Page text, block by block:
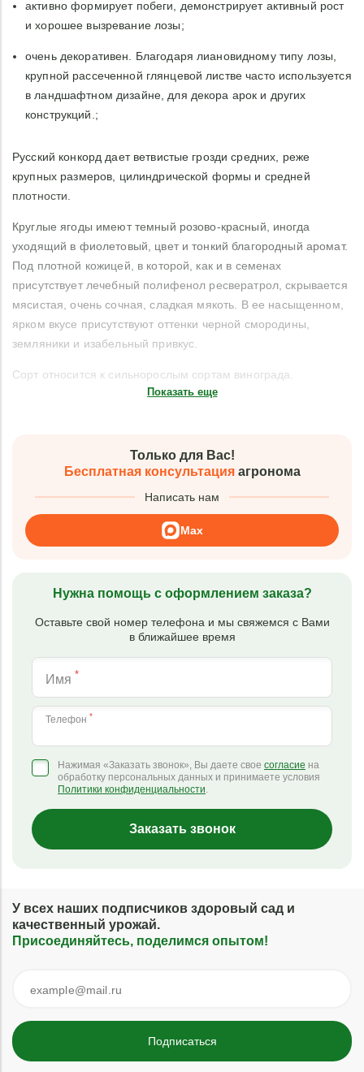
активно формирует побеги, демонстрирует активный рост
и хорошее вызревание лозы;
очень декоративен. Благодаря лиановидному типу лозы,
крупной рассеченной глянцевой листве часто используется
в ландшафтном дизайне, для декора арок и других
конструкций.;
Русский конкорд дает ветвистые грозди средних, реже
крупных размеров, цилиндрической формы и средней
плотности.
Круглые ягоды имеют темный розово-красный, иногда
уходящий в фиолетовый, цвет и тонкий благородный аромат.
Под плотной кожицей, в которой, как и в семенах
присутствует лечебный полифенол ресвератрол, скрывается
мясистая, очень сочная, сладкая мякоть. В ее насыщенном,
ярком вкусе присутствуют оттенки черной смородины,
земляники и изабельный привкус.
Сорт относится к сильнорослым сортам винограда.
Показать еще
Только для Вас!
Бесплатная консультацияагронома
Написать нам
Max
Нужна помощь с оформлением заказа?
Оставьте свой номер телефона и мы свяжемся с Вами
в ближайшее время
Имя *
Телефон *
Нажимая «Заказать звонок», Вы даете свое согласие на
обработку персональных данных и принимаете условия
Политики конфиденциальности.
Заказать звонок
У всех наших подписчиков здоровый сад и
качественный урожай.
Присоединяйтесь, поделимся опытом!